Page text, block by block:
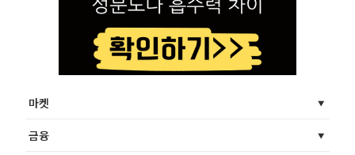
마켓
금융